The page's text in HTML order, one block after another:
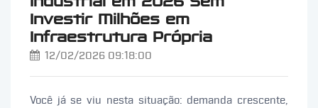
Investir Milhões em
Infraestrutura Própria
12/02/2026 09:18:00
Você já se viu nesta situação: demanda crescente,